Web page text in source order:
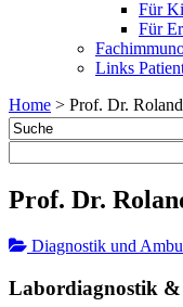
Für
Für
Links
Home > Prof. Dr.
Prof. Dr.
Diagnostik und
Labordiagnostik &